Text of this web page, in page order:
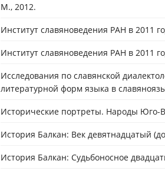
М., 2012.
Институт славяноведения РАН в 2011
Институт славяноведения РАН в 2011
Исследования по славянской
литературной форм языка в
Исторические портреты. Народы Юго-
История Балкан: Век девятнадцатый
История Балкан: Судьбоносное